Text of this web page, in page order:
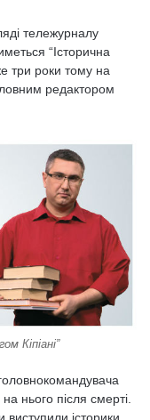
тележурналу
“Історична
три роки тому на
редактором
Кіпіані”
нього після смерті.